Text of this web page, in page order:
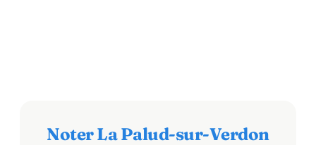
Noter La Palud-sur-Verdon